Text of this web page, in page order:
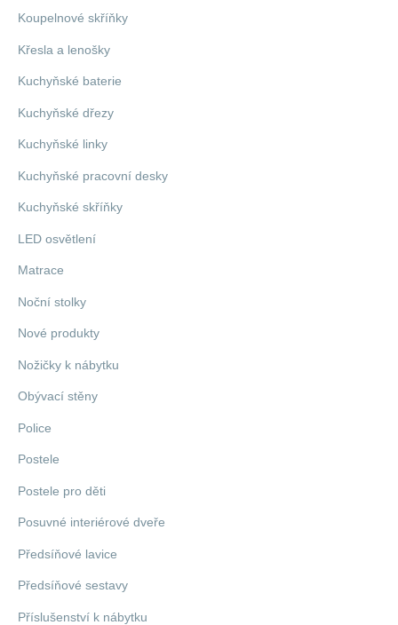
Koupelnové skříňky
Křesla a lenošky
Kuchyňské baterie
Kuchyňské dřezy
Kuchyňské linky
Kuchyňské pracovní desky
Kuchyňské skříňky
LED osvětlení
Matrace
Noční stolky
Nové produkty
Nožičky k nábytku
Obývací stěny
Police
Postele
Postele pro děti
Posuvné interiérové dveře
Předsíňové lavice
Předsíňové sestavy
Příslušenství k nábytku